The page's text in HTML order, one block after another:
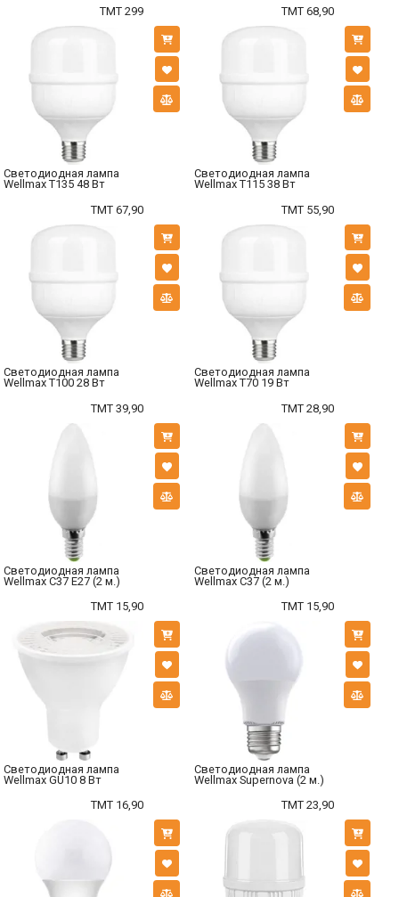
TMT 299
TMT 68,90
Светодиодная лампа
Wellmax T135 48 Вт
TMT 67,90
Светодиодная лампа
Wellmax T115 38 Вт
TMT 55,90
Светодиодная лампа
Wellmax T100 28 Вт
TMT 39,90
Светодиодная лампа
Wellmax T70 19 Вт
TMT 28,90
Светодиодная лампа
Wellmax C37 E27 (2 м.)
TMT 15,90
Светодиодная лампа
Wellmax C37 (2 м.)
TMT 15,90
Светодиодная лампа
Wellmax GU10 8 Вт
TMT 16,90
Светодиодная лампа
Wellmax Supernova (2 м.)
TMT 23,90